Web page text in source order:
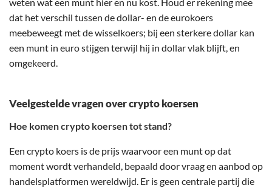
dat het verschil tussen de dollar- en de eurokoers
meebeweegt met de wisselkoers; bij een sterkere dollar kan
een munt in euro stijgen terwijl hij in dollar vlak blijft, en
omgekeerd.
Veelgestelde vragen over crypto koersen
Hoe komen crypto koersen tot stand?
Een crypto koers is de prijs waarvoor een munt op dat
moment wordt verhandeld, bepaald door vraag en aanbod op
handelsplatformen wereldwijd. Er is geen centrale partij die